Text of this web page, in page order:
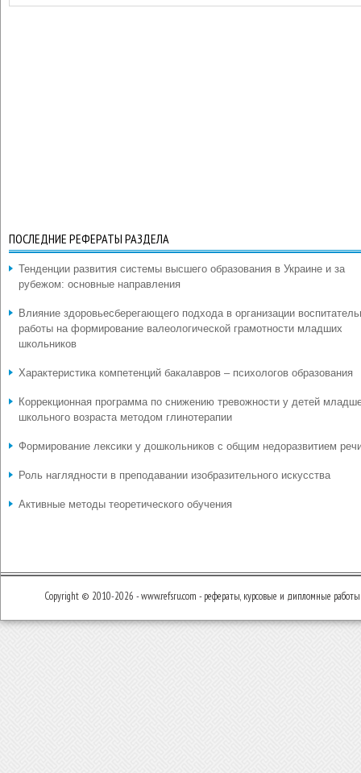
ПОСЛЕДНИЕ РЕФЕРАТЫ РАЗДЕЛА
Тенденции развития системы высшего образования в Украине и за
рубежом: основные направления
Влияние здоровьесберегающего подхода в организации
работы на формирование валеологической грамотности младших
школьников
Характеристика компетенций бакалавров – психологов образования
Коррекционная программа по снижению тревожности у детей
школьного возраста методом глинотерапии
Формирование лексики у дошкольников с общим недоразвитием
Роль наглядности в преподавании изобразительного искусства
Активные методы теоретического обучения
Copyright © 2010-2026 - www.refsru.com - рефераты, курсовые и дипломные работы